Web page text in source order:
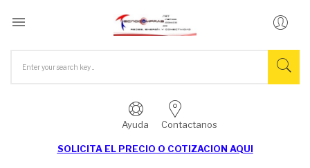

Ayuda Contactanos
SOLICITA EL PRECIO O COTIZACION AQUI